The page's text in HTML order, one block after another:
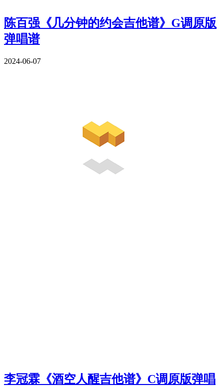
陈百强《几分钟的约会吉他谱》G调原版
弹唱谱
2024-06-07
李冠霖《酒空人醒吉他谱》C调原版弹唱